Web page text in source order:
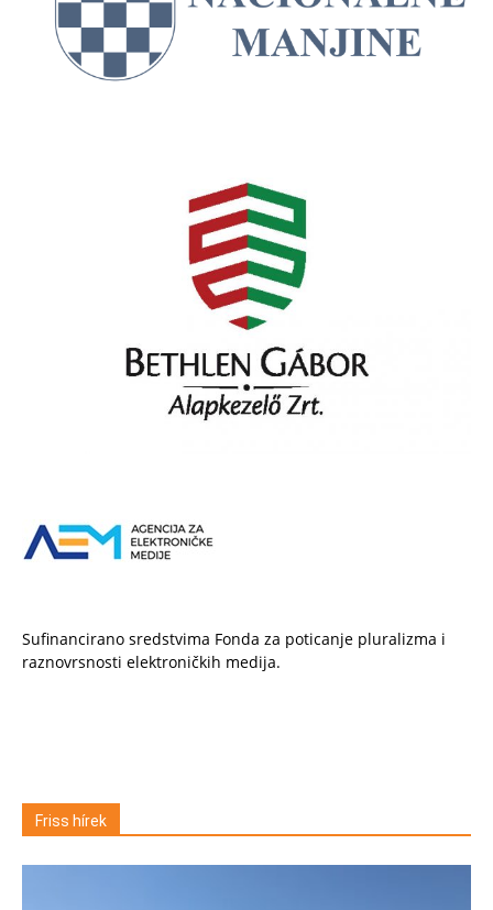
Sufinancirano sredstvima Fonda za poticanje pluralizma i
raznovrsnosti elektroničkih medija.
Friss hírek